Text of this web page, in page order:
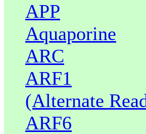
APP
Aquaporine
ARC
ARF1
(Alternate
ARF6